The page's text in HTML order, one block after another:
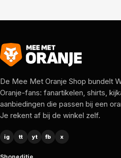
De Mee Met Oranje Shop bundelt
Oranje-fans: fanartikelen, shirts,
aanbiedingen die passen bij een
Je rekent af bij de winkel zelf.
ig tt yt fb x